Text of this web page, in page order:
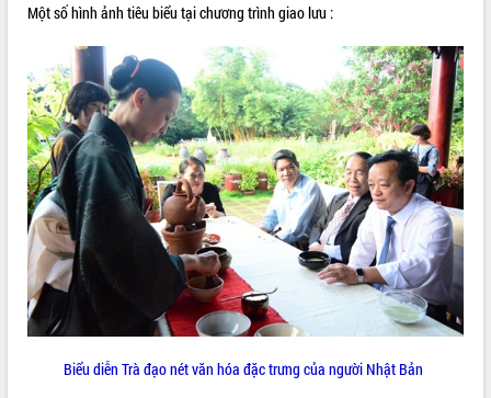
Khám bệnh, cấp phát thuốc miễn phí
và tặng quà người dân xã Cư Pui
Hội nghị UBND tỉnh Đắk Lắk thường kỳ
tháng 7/2026
Lễ truy tặng danh hiệu “Bà Mẹ Việt
Nam Anh hùng” và trao Huân chương
Lao động
UBND tỉnh Đắk Lắk triển khai nhiệm
Kỳ họp thứ Hai, Hội đồng nhân dân
ALBUM ẢNH
Một số hình ảnh tiêu biểu tại chương trình giao lưu :
Biểu diễn Trà đạo nét văn hóa đặc trưng của người Nhật Bản